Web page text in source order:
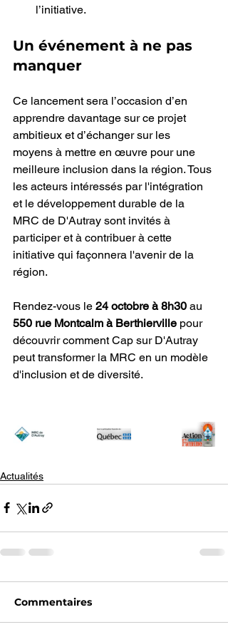
l’initiative.
Un événement à ne pas
manquer
Ce lancement sera l’occasion d’en
apprendre davantage sur ce projet
ambitieux et d’échanger sur les
moyens à mettre en œuvre pour une
meilleure inclusion dans la région. Tous
les acteurs intéressés par l'intégration
et le développement durable de la
MRC de D'Autray sont invités à
participer et à contribuer à cette
initiative qui façonnera l'avenir de la
région.
Rendez-vous le 24 octobre à 8h30 au
550 rue Montcalm à Berthierville pour
découvrir comment Cap sur D'Autray
peut transformer la MRC en un modèle
d'inclusion et de diversité.
Actualités
Commentaires